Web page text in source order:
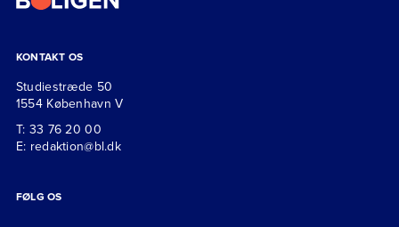
KONTAKT OS
Studiestræde 50
1554 København V
T: 33 76 20 00
E: redaktion@bl.dk
FØLG OS